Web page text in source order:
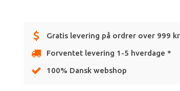
til
436,00 kr.
Gratis levering på ordrer over 999
Forventet levering 1-5 hverdage *
100% Dansk webshop